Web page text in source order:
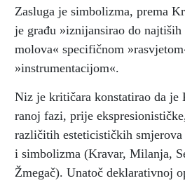
Zasluga je simbolizma, prema
je građu »iznijansirao do
molova« specifičnom
»instrumentacijom«.
Niz je kritičara konstatirao da je
ranoj fazi, prije
različitih esteticističkih
i simbolizma (Kravar, Milanja,
Žmegač). Unatoč deklarativnoj